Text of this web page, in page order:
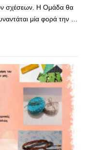
σχέσεων. Η Ομάδα θα
μία φορά την …